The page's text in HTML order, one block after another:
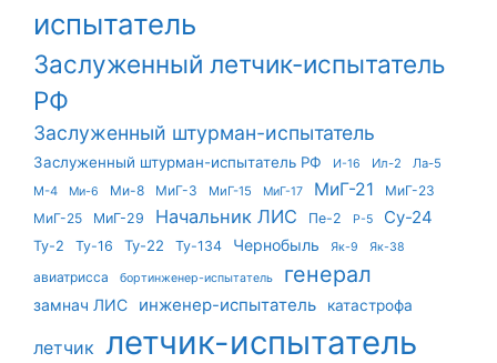
испытатель
Заслуженный летчик-испытатель
РФ
Заслуженный штурман-испытатель
Заслуженный штурман-испытатель РФ И-16 Ил-2
Ла-5
М-4
Ми-6 Ми-8 МиГ-3 МиГ-15 МиГ-17 МиГ-21
МиГ-23
МиГ-25
МиГ-29 Начальник ЛИС Пе-2 Р-5 Су-24
Ту-2 Ту-16 Ту-22 Ту-134 Чернобыль Як-9 Як-38
авиатрисса бортинженер-испытатель генерал
замнач ЛИС инженер-испытатель катастрофа
летчик летчик-испытатель